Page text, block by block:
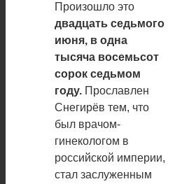
Произошло это
двадцать седьмого
июня, в одна
тысяча восемьсот
сорок седьмом
году. Прославлен
Снегирёв тем, что
был врачом-
гинекологом в
российской империи,
стал заслуженным